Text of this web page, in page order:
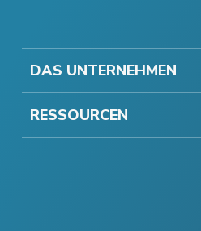
DAS UNTERNEHMEN
RESSOURCEN